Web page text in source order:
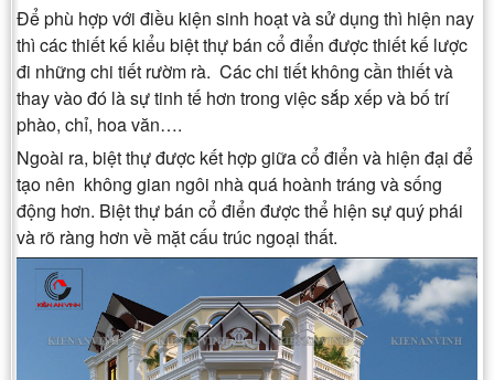
Để phù hợp với điều kiện sinh hoạt và sử dụng thì hiện nay
thì các thiết kế kiểu biệt thự bán cổ điển được thiết kế lược
đi những chi tiết rườm rà. Các chi tiết không cần thiết và
thay vào đó là sự tinh tế hơn trong việc sắp xếp và bố trí
phào, chỉ, hoa văn….
Ngoài ra, biệt thự được kết hợp giữa cổ điển và hiện đại để
tạo nên không gian ngôi nhà quá hoành tráng và sống
động hơn. Biệt thự bán cổ điển được thể hiện sự quý phái
và rõ ràng hơn về mặt cấu trúc ngoại thất.